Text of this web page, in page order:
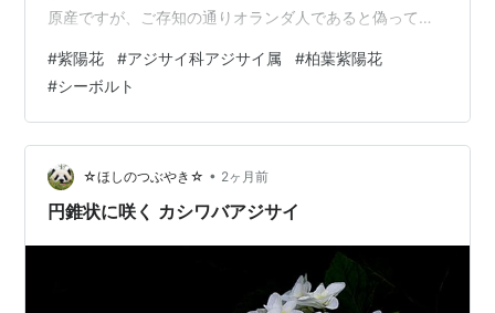
原産ですが、ご存知の通りオランダ人であると偽って長
フランツ・フォン・シーボルトがヨーロッパに持ち出
し、彼の地で品種改良され日本に戻ってきた園芸種が今
では幅を利かせておりますね。注：当時、幕府のオラン
ダ通詞に「あなたのオランダ語はなんか変」と指摘され
「私はオランダの高地地方の出身なので、そのせいでは
ないか」と誤…
#紫陽花 #アジサイ科アジサイ属 #柏葉紫陽花
#シーボルト
☆ほしのつぶやき☆ • 2ヶ月前
円錐状に咲く カシワバアジサイ